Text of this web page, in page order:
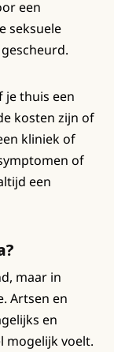
een
seksuele
je thuis een
kosten zijn of
kliniek of
of
een
maar in
Artsen en
en
mogelijk voelt.